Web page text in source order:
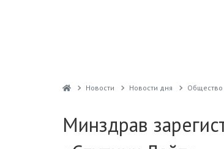
Новости Новости дня Общество
Минздрав